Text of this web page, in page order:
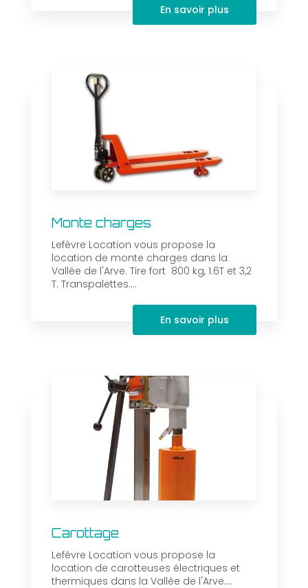
En savoir plus
Monte charges
Lefèvre Location vous propose la
location de monte charges dans la
Vallée de l'Arve. Tire fort 800 kg, 1.6T et 3,2
T. Transpalettes....
En savoir plus
Carottage
Lefèvre Location vous propose la
location de carotteuses électriques et
thermiques dans la Vallée de l'Arve....